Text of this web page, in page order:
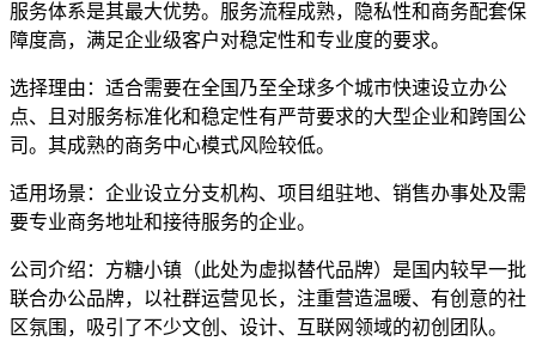
服务体系是其最大优势。服务流程成熟，隐私性和商务配套保
障度高，满足企业级客户对稳定性和专业度的要求。
选择理由：适合需要在全国乃至全球多个城市快速设立办公
点、且对服务标准化和稳定性有严苛要求的大型企业和跨国公
司。其成熟的商务中心模式风险较低。
适用场景：企业设立分支机构、项目组驻地、销售办事处及需
要专业商务地址和接待服务的企业。
公司介绍：方糖小镇（此处为虚拟替代品牌）是国内较早一批
联合办公品牌，以社群运营见长，注重营造温暖、有创意的社
区氛围，吸引了不少文创、设计、互联网领域的初创团队。